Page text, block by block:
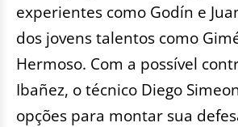
experientes como Godín e
dos jovens talentos como
Hermoso. Com a possível
Ibañez, o técnico Diego
opções para montar sua